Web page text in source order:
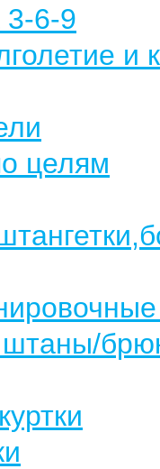
3-6-9
и
целям